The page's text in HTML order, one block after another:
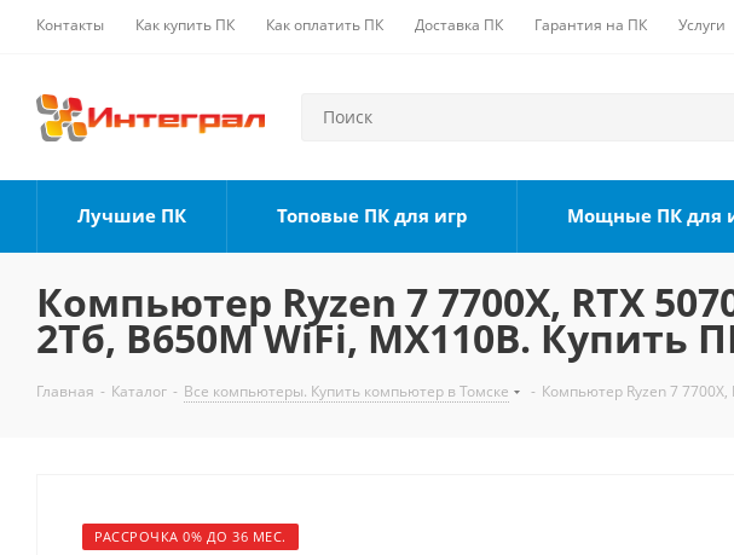
Контакты Как купить ПК Как оплатить ПК Доставка ПК Гарантия на ПК Услуги
Лучшие ПК Топовые ПК для игр Мощные ПК для
Компьютер Ryzen 7 7700X, RTX
2Тб, B650M WiFi, MX110B. Купить
Главная - Каталог - Все компьютеры. Купить компьютер в Томске - Компьютер Ryzen 7 7700X,
РАССРОЧКА 0% ДО 36 МЕС.